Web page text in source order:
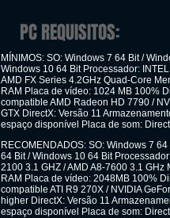
PC REQUISITOS:
MÍNIMOS: SO: Windows 7 64 Bit /
Windows 10 64 Bit Processador:
AMD FX Series 4.2GHz Quad-Core
RAM Placa de vídeo: 1024 MB 100%
compatible AMD Radeon HD 7790 /
GTX DirectX: Versão 11
espaço disponível Placa de som:
RECOMENDADOS: SO: Windows 7
64 Bit / Windows 10 64 Bit
2100 3.1 GHZ / AMD A8-7600 3.1 GHz
RAM Placa de vídeo: 2048MB 100%
compatible ATI R9 270X / NVIDIA
higher DirectX: Versão 11
espaço disponível Placa de som: